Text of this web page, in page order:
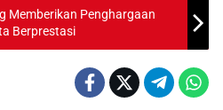
Memberikan Penghargaan
Berprestasi